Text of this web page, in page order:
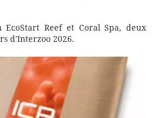
EcoStart Reef et Coral Spa, deux
d'Interzoo 2026.